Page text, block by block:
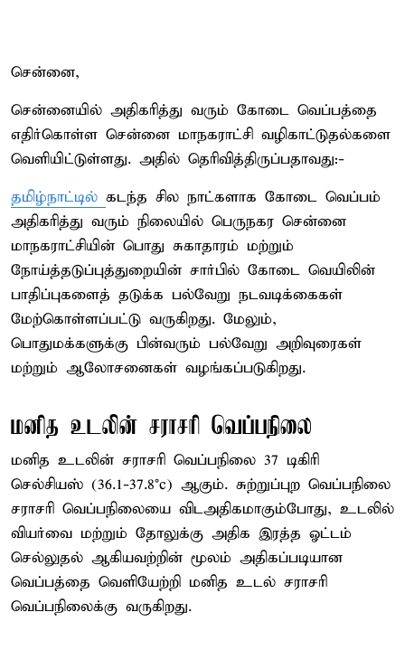
சென்னை,
சென்னையில் அதிகரித்து வரும் கோடை வெப்பத்தை
எதிர்கொள்ள சென்னை மாநகராட்சி வழிகாட்டுதல்களை
வெளியிட்டுள்ளது. அதில் தெரிவித்திருப்பதாவது:-
தமிழ்நாட்டில் கடந்த சில நாட்களாக கோடை வெப்பம்
அதிகரித்து வரும் நிலையில் பெருநகர சென்னை
மாநகராட்சியின் பொது சுகாதாரம் மற்றும்
நோய்த்தடுப்புத்துறையின் சார்பில் கோடை வெயிலின்
பாதிப்புகளைத் தடுக்க பல்வேறு நடவடிக்கைகள்
மேற்கொள்ளப்பட்டு வருகிறது. மேலும்,
பொதுமக்களுக்கு பின்வரும் பல்வேறு அறிவுரைகள்
மற்றும் ஆலோசனைகள் வழங்கப்படுகிறது.
மனித உடலின் சராசரி வெப்பநிலை
மனித உடலின் சராசரி வெப்பநிலை 37 டிகிரி
செல்சியஸ் (36.1-37.8°c) ஆகும். சுற்றுப்புற வெப்பநிலை
சராசரி வெப்பநிலையை விடஅதிகமாகும்போது, உடலில்
வியர்வை மற்றும் தோலுக்கு அதிக இரத்த ஓட்டம்
செல்லுதல் ஆகியவற்றின் மூலம் அதிகப்படியான
வெப்பத்தை வெளியேற்றி மனித உடல் சராசரி
வெப்பநிலைக்கு வருகிறது.